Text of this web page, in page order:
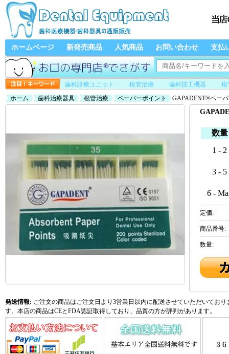
ホームページ 新発売商品 人気商品 お問い合わせ 支払
歯科診療ユニット 根管治療 歯科技工機器
根
ホーム
歯科治療器具 根管治療 ペーパーポイント GAPADENT®ペー
数量
1 - 2
3 - 5
6 -
定価:
商品番号:
数量:
発送情報: ご注文の商品はご注文日より3営業日以内に配送させていただいてお
す。本店の商品はCEとFDA認証取得しており、品質の方が評判があります。